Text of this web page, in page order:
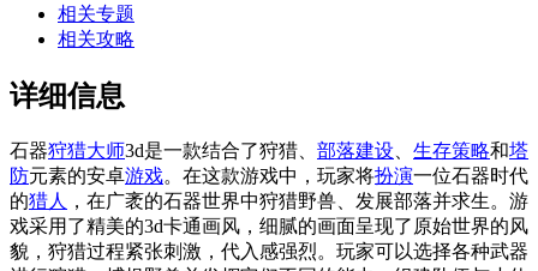
相关专题
相关攻略
详细信息
石器狩猎大师3d是一款结合了狩猎、 部落建设 生存策略和塔
防元素的安卓游戏。在这款游戏中，玩家将扮演一位石器时代
的猎人
，在广袤的石器世界中狩猎野兽、发展部落并求生。游
戏采用了精美的3d卡通画风，细腻的画面呈现了原始世界的风
貌，狩猎过程紧张刺激，代入感强烈。玩家可以选择各种武器